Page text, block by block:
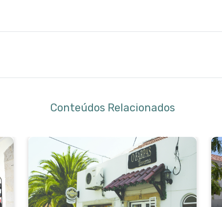
Conteúdos Relacionados